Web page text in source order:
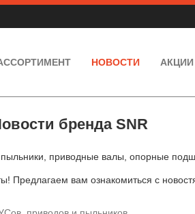
НОВОСТИ АКЦИИ
бренда SNR
приводные валы, опорные
Предлагаем вам ознакомиться с